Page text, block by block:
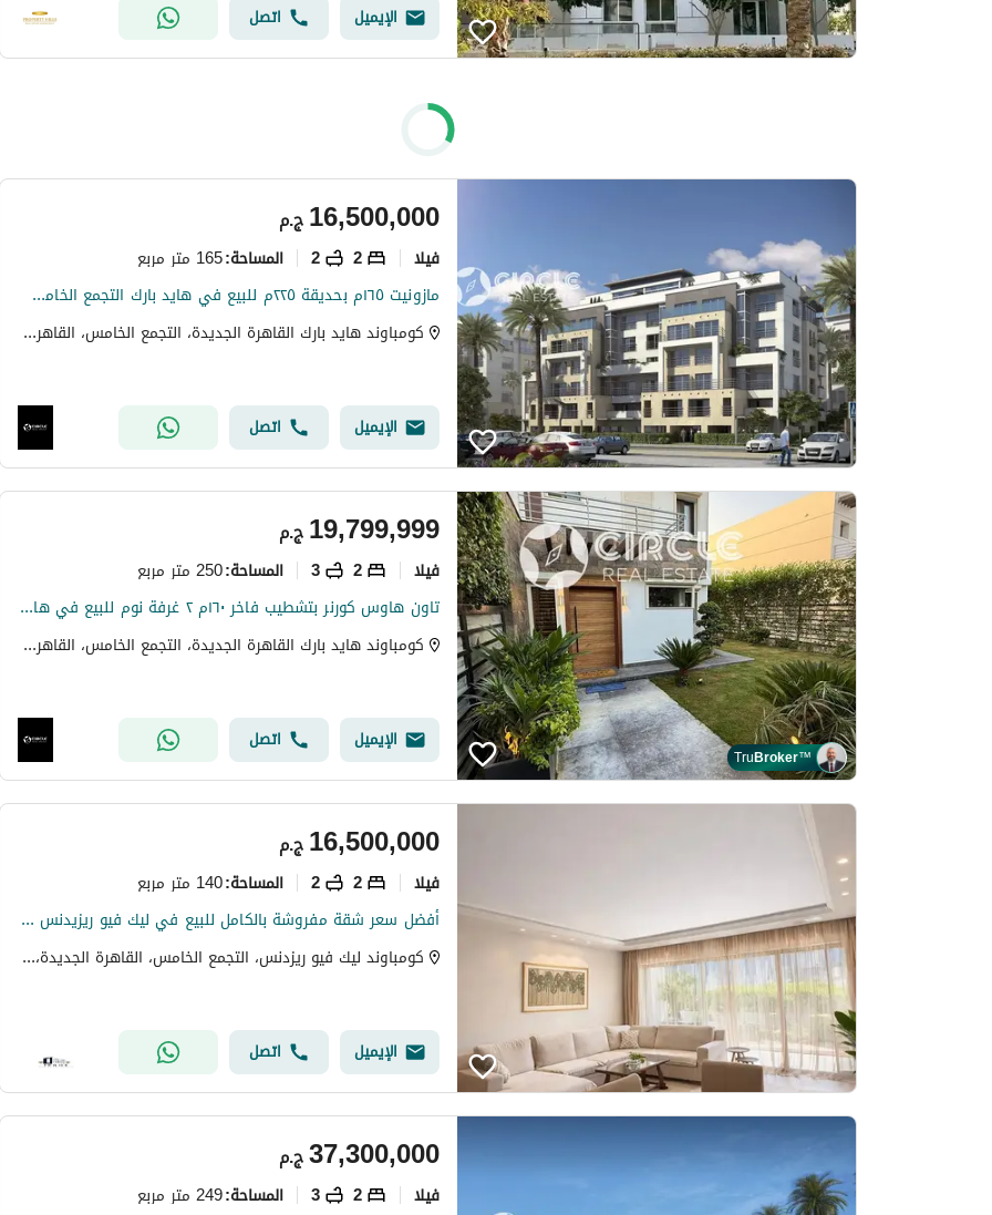
الإيميل اتصل
ج.م16,500,000
فیلا 2
2 المساحة:165 متر مربع
مازونيت ١٦٥م بحديقة ٢٢٥م للبيع في هايد بارك التجمع الخامس Hyde Park New Cairo
كومباوند هايد بارك القاهرة الجديدة، التجمع الخامس، القاهرة الجديدة، القاهرة
الإيميل اتصل
TruBroker™
ج.م19,799,999
فیلا 2
3 المساحة:250 متر مربع
تاون هاوس كورنر بتشطيب فاخر ١٦٠م ٢ غرفة نوم للبيع في هايد بارك القاهرة الجديدة
كومباوند هايد بارك القاهرة الجديدة، التجمع الخامس، القاهرة الجديدة، القاهرة
الإيميل اتصل
ج.م16,500,000
فیلا 2
2 المساحة:140 متر مربع
أفضل سعر شقة مفروشة بالكامل للبيع في ليك فيو ريزيدنس Lake View Residence القاهرة الجديدة New Cairo 140 متر 2 غرفة نوم 2 حمام
كومباوند ليك فيو ريزدنس، التجمع الخامس، القاهرة الجديدة، القاهرة
الإيميل اتصل
ج.م37,300,000
فیلا 2
3 المساحة:249 متر مربع